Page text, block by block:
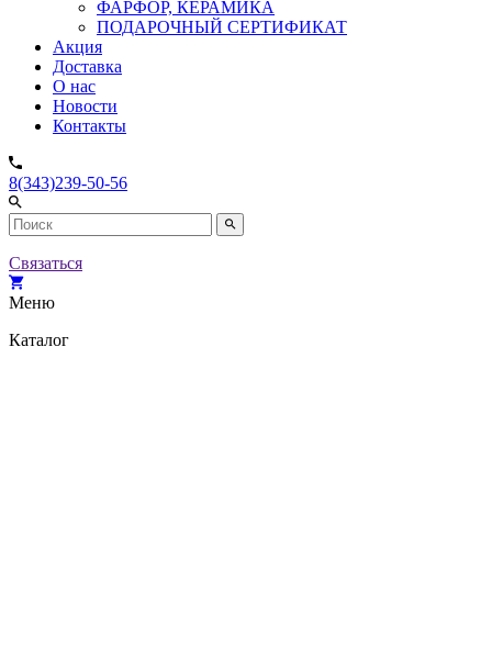
ФАРФОР, КЕРАМИКА
ПОДАРОЧНЫЙ СЕРТИФИКАТ
Акция
Доставка
О нас
Новости
Контакты
8(343)239-50-56
Связаться
Меню
Каталог